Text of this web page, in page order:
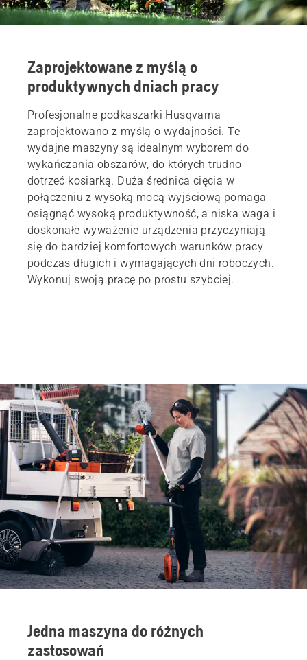
Zaprojektowane z myślą o
produktywnych dniach pracy
Profesjonalne podkaszarki Husqvarna
zaprojektowano z myślą o wydajności. Te
wydajne maszyny są idealnym wyborem do
wykańczania obszarów, do których trudno
dotrzeć kosiarką. Duża średnica cięcia w
połączeniu z wysoką mocą wyjściową pomaga
osiągnąć wysoką produktywność, a niska waga i
doskonałe wyważenie urządzenia przyczyniają
się do bardziej komfortowych warunków pracy
podczas długich i wymagających dni roboczych.
Wykonuj swoją pracę po prostu szybciej.
Jedna maszyna do różnych
zastosowań